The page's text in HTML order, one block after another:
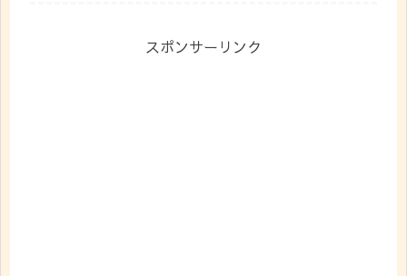
スポンサーリンク